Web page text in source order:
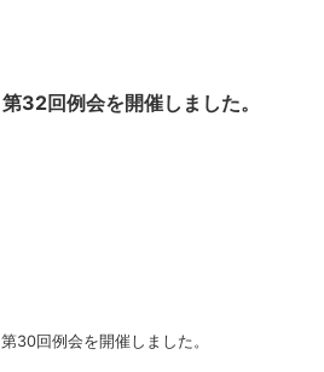
第32回例会を開催しました。
第30回例会を開催しました。